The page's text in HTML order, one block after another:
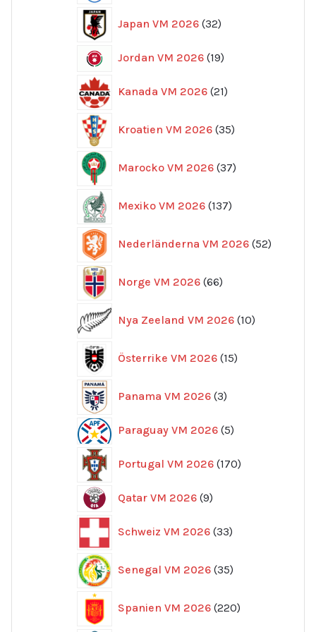
Japan VM 2026 32
produkter
Jordan VM 2026 1919
Kanada VM 2026 21
produkter
Kroatien VM 2026 35
produkter
Marocko VM 2026 37
produkter
Mexiko VM 2026 137
produkter
Nederländerna VM 2026 52
Norge VM 2026 66
produkter
Nya Zeeland VM 2026 10
produkter
Österrike VM 2026 15
produkter
Panama VM 2026 3
produkter
Paraguay VM 2026 55
Portugal VM 2026 170
produkter
Qatar VM 2026 99
Schweiz VM 2026 33
produkter
Senegal VM 2026 35
produkter
Spanien VM 2026 220
produkter